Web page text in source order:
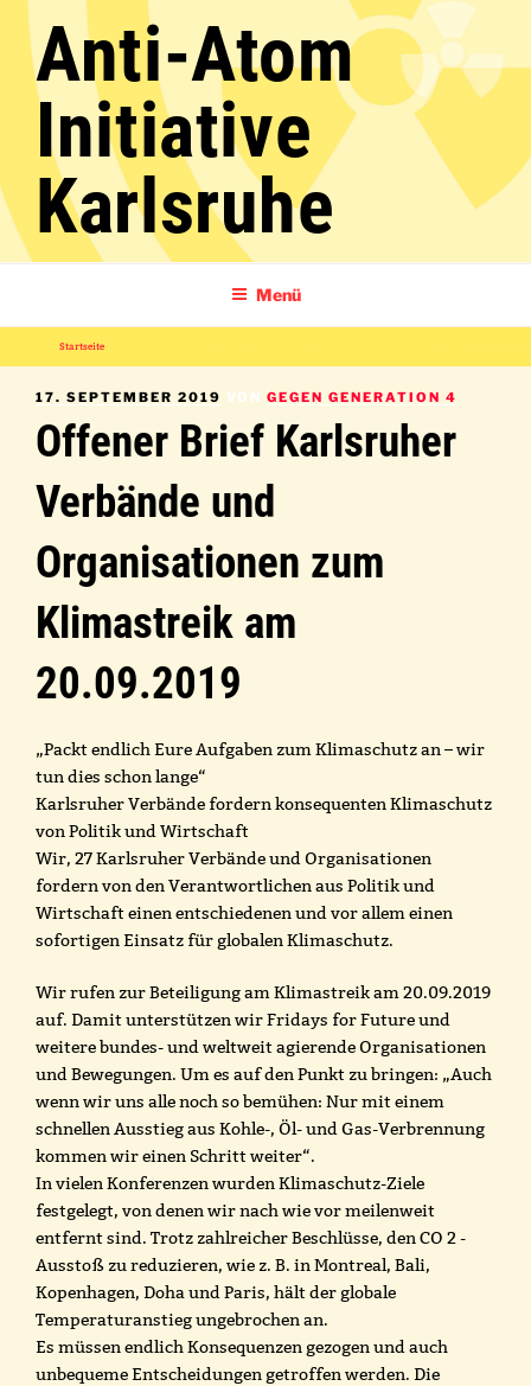
Inhalt
springenAnti-Atom
Initiative
Karlsruhe
Menü
Startseite
VERÖFFENTLICHT
17. SEPTEMBER 2019 VON GEGEN GENERATION 4
Offener Brief Karlsruher
Verbände und
Organisationen zum
Klimastreik am
20.09.2019
„Packt endlich Eure Aufgaben zum Klimaschutz an – wir
tun dies schon lange“
Karlsruher Verbände fordern konsequenten Klimaschutz
von Politik und Wirtschaft
Wir, 27 Karlsruher Verbände und Organisationen
fordern von den Verantwortlichen aus Politik und
Wirtschaft einen entschiedenen und vor allem einen
sofortigen Einsatz für globalen Klimaschutz.
Wir rufen zur Beteiligung am Klimastreik am 20.09.2019
auf. Damit unterstützen wir Fridays for Future und
weitere bundes- und weltweit agierende Organisationen
und Bewegungen. Um es auf den Punkt zu bringen: „Auch
wenn wir uns alle noch so bemühen: Nur mit einem
schnellen Ausstieg aus Kohle-, Öl- und Gas-Verbrennung
kommen wir einen Schritt weiter“.
In vielen Konferenzen wurden Klimaschutz-Ziele
festgelegt, von denen wir nach wie vor meilenweit
entfernt sind. Trotz zahlreicher Beschlüsse, den CO 2 -
Ausstoß zu reduzieren, wie z. B. in Montreal, Bali,
Kopenhagen, Doha und Paris, hält der globale
Temperaturanstieg ungebrochen an.
Es müssen endlich Konsequenzen gezogen und auch
unbequeme Entscheidungen getroffen werden. Die